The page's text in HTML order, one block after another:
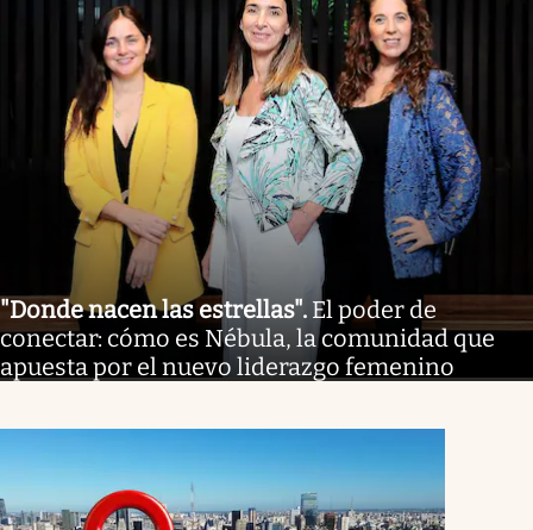
"Donde nacen las estrellas". El poder de
conectar: cómo es Nébula, la comunidad que
apuesta por el nuevo liderazgo femenino